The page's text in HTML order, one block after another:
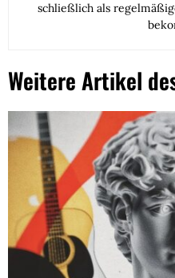
schließlich als
Weitere Artikel